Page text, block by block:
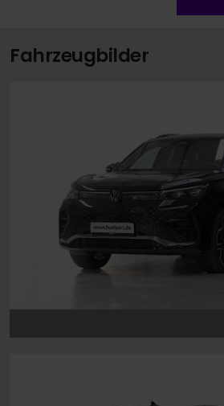
Fahrzeugbilder